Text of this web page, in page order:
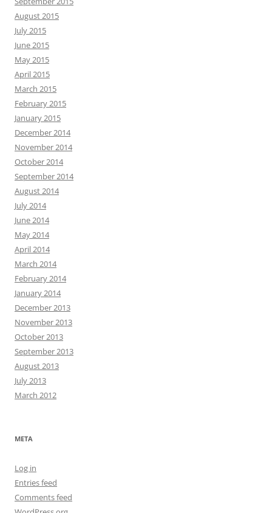
August 2015
July 2015
June 2015
May 2015
April 2015
March 2015
February 2015
January 2015
December 2014
November 2014
October 2014
September 2014
August 2014
July 2014
June 2014
May 2014
April 2014
March 2014
February 2014
January 2014
December 2013
November 2013
October 2013
September 2013
August 2013
July 2013
March 2012
META
Log in
Entries feed
Comments feed